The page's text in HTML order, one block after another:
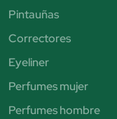
Pintauñas
Correctores
Eyeliner
Perfumes mujer
Perfumes hombre